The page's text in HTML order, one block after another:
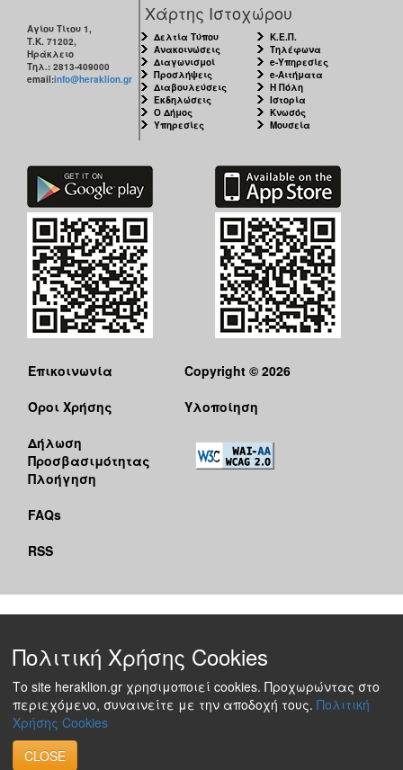
Αγίου Τίτου 1,
Τ.Κ. 71202,
Ηράκλειο
Τηλ.: 2813-409000
email:info@heraklion.gr
Χάρτης Ιστοχώρου
Δελτία Τύπου
Ανακοινώσεις
Διαγωνισμοί
Προσλήψεις
Διαβουλεύσεις
Εκδηλώσεις
Ο Δήμος
Υπηρεσίες
Κ.Ε.Π.
Τηλέφωνα
e-Υπηρεσίες
e-Αιτήματα
Η Πόλη
Ιστορία
Κνωσός
Μουσεία
Επικοινωνία
Όροι Χρήσης
Δήλωση
Προσβασιμότητας
Πλοήγηση
FAQs
RSS
Copyright © 2026
Υλοποίηση
Πολιτική Χρήσης Cookies
Το site heraklion.gr χρησιμοποιεί cookies. Προχωρώντας στο
περιεχόμενο, συναινείτε με την αποδοχή τους. Πολιτική
Χρήσης Cookies
CLOSE